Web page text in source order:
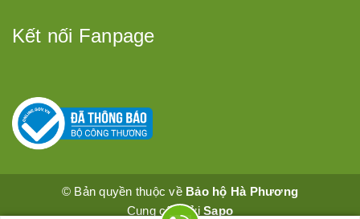
Kết nối Fanpage
© Bản quyền thuộc về Bảo hộ Hà Phương
Cung cấp bởiSapo